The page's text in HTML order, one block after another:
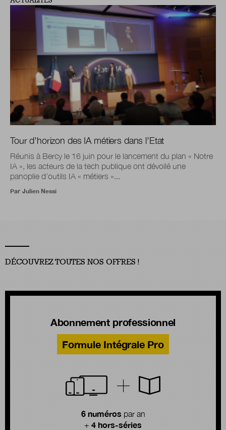
Tour d’horizon des IA métiers dans l’Etat
Réunis à Bercy le 16 juin pour le lancement du plan « Notre
IA », les acteurs de la tech publique ont dévoilé une
panoplie d’outils IA « métiers »...
Par Julien Nessi
DÉCOUVREZ TOUTES NOS OFFRES !
Abonnement professionnel
Formule Intégrale Pro
6 numéros par an
+ 4 hors-séries